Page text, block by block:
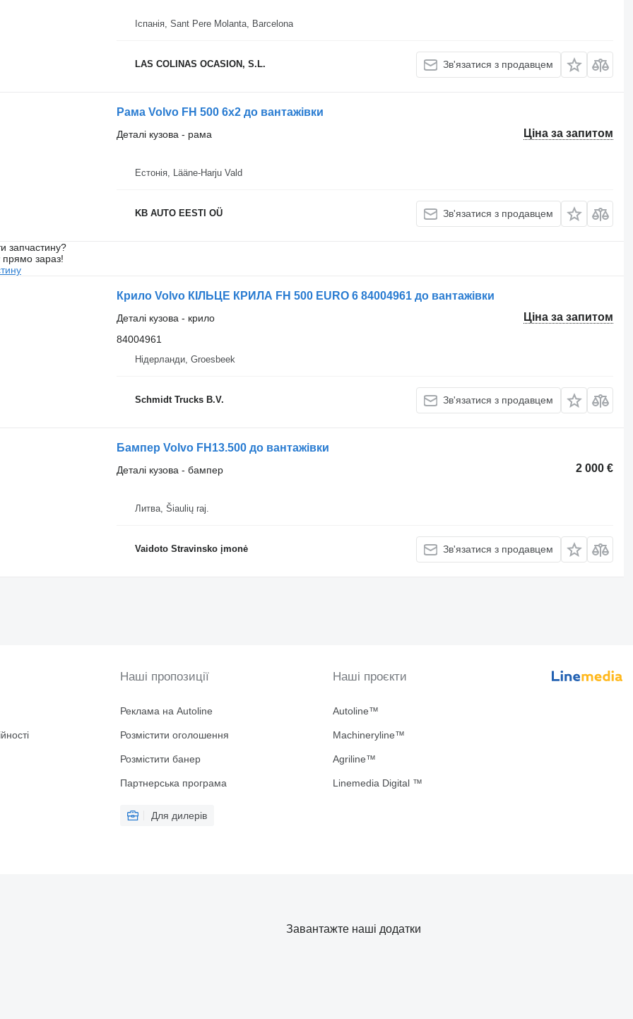
Іспанія, Sant Pere Molanta, Barcelona
LAS COLINAS OCASION, S.L. Зв'язатися з продавцем
Рама Volvo FH 500 6x2 до вантажівки
Ціна за запитом
Деталі кузова - рама
Естонія, Lääne-Harju Vald
KB AUTO EESTI OÜ Зв'язатися з продавцем
запчастину?
прямо зараз!
Крило Volvo КІЛЬЦЕ КРИЛА FH 500 EURO 6 84004961 до вантажівки
Ціна за запитом
Деталі кузова - крило
84004961
Нідерланди, Groesbeek
Schmidt Trucks B.V. Зв'язатися з продавцем
Бампер Volvo FH13.500 до вантажівки
2 000 €
Деталі кузова - бампер
Литва, Šiaulių raj.
Vaidoto Stravinsko įmonė Зв'язатися з продавцем
Наші пропозиції
Реклама на Autoline
Розмістити оголошення
Розмістити банер
Партнерська програма
Для дилерів
Наші проєкти
Autoline™
Machineryline™
Agriline™
Linemedia Digital ™
Завантажте наші додатки